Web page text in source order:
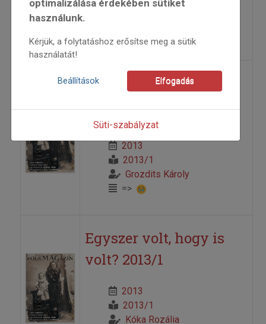
2013/1
Dalban és mesében
2013
2013/1
Grozdits Károly
=>
Egyszer volt, hogy is
volt? 2013/1
2013
2013/1
Kóka Rozália
optimalizálása érdekében sütiket
használunk.
Kérjük, a folytatáshoz erősítse meg a sütik
használatát!
Beállítások Elfogadás
Süti-szabályzat